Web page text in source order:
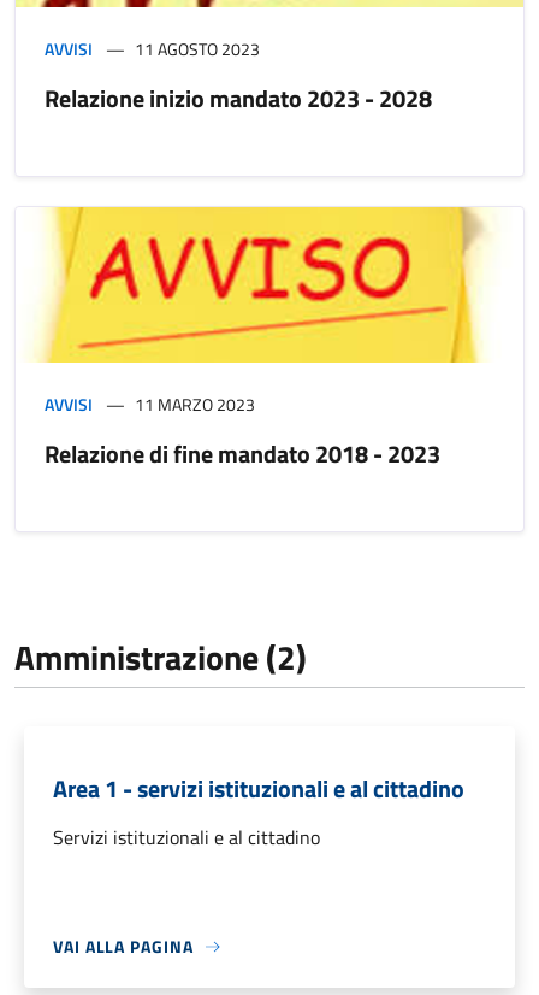
AVVISI 11 AGOSTO 2023
Relazione inizio mandato 2023 - 2028
AVVISI 11 MARZO 2023
Relazione di fine mandato 2018 - 2023
Amministrazione (2)
Area 1 - servizi istituzionali e al cittadino
Servizi istituzionali e al cittadino
VAI ALLA PAGINA